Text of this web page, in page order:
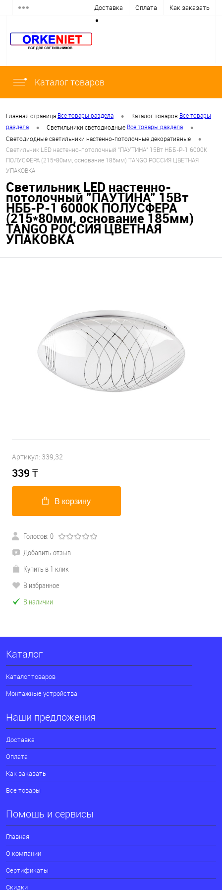
Доставка Оплата Как заказать
Каталог товаров
Главная страница Все товары раздела • Каталог товаров Все товары
раздела
• Светильники светодиодные Все товары раздела •
Светодиодные светильники настенно-потолочные декоративные •
Светильник LED настенно-потолочный "ПАУТИНА" 15Вт НББ-Р-1 6000К
ПОЛУСФЕРА (215*80мм, основание 185мм) TANGO РОССИЯ ЦВЕТНАЯ
УПАКОВКА
Светильник LED настенно-
потолочный "ПАУТИНА" 15Вт
НББ-Р-1 6000К ПОЛУСФЕРА
(215*80мм, основание 185мм)
TANGO РОССИЯ ЦВЕТНАЯ
УПАКОВКА
Артикул: 339,32
339 ₸
В корзину
Голосов: 0
Добавить отзыв
Купить в 1 клик
В избранное
В наличии
Каталог
Каталог товаров
Монтажные устройства
Наши предложения
Доставка
Оплата
Как заказать
Все товары
Помощь и сервисы
Главная
О компании
Сертификаты
Скидки